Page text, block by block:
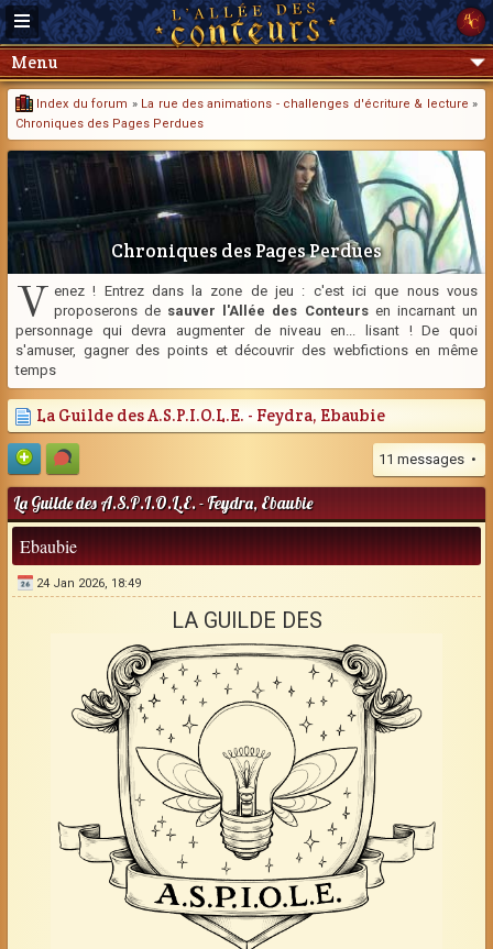
Menu
Index du forum » La rue des animations - challenges d'écriture & lecture »
Chroniques des Pages Perdues
Chroniques des Pages Perdues
V enez ! Entrez dans la zone de jeu : c'est ici que nous vous
proposerons de sauver l'Allée des Conteursen incarnant un
personnage qui devra augmenter de niveau en... lisant ! De quoi
s'amuser, gagner des points et découvrir des webfictions en même
temps
La Guilde des A.S.P.I.O.L.E. - Feydra, Ebaubie
11 messages •
La Guilde des A.S.P.I.O.L.E. - Feydra, Ebaubie
Ebaubie
24 Jan 2026, 18:49
LA GUILDE DES